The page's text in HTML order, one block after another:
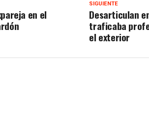
SIGUIENTE
Desarticulan
traficaba
el exterior
en el